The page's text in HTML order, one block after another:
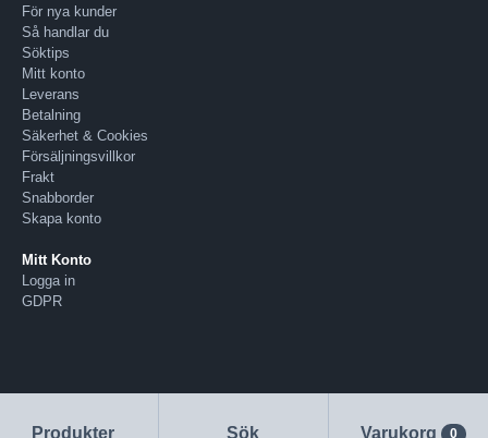
Produkter Sök Varukorg 0
För nya kunder
Så handlar du
Söktips
Mitt konto
Leverans
Betalning
Säkerhet & Cookies
Försäljningsvillkor
Frakt
Snabborder
Skapa konto
Mitt Konto
Logga in
GDPR